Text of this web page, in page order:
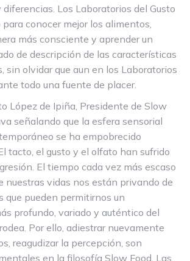
diferencias. Los Laboratorios del Gusto
conocer mejor los alimentos,
más consciente y aprender un
de descripción de las características
sin olvidar que aun en los Laboratorios
todo una fuente de placer.
López de Ipiña, Presidente de Slow
señalando que la esfera sensorial
se ha empobrecido
tacto, el gusto y el olfato han sufrido
El tiempo cada vez más escaso
nuestras vidas nos están privando de
que pueden permitirnos un
profundo, variado y auténtico del
Por ello, adiestrar nuevamente
reagudizar la percepción, son
en la filosofía Slow Food. Las